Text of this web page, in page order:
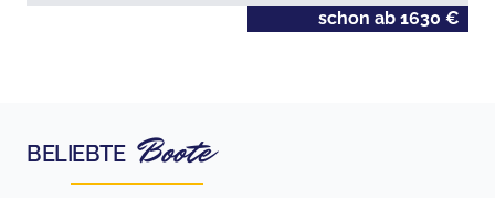
schon ab 1630 €
BELIEBTE Boote